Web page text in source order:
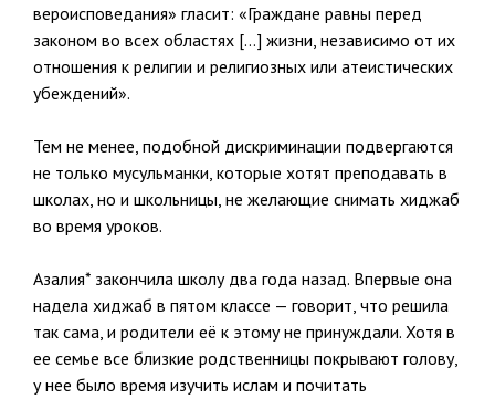
вероисповедания» гласит: «Граждане равны перед
законом во всех областях […] жизни, независимо от их
отношения к религии и религиозных или атеистических
убеждений».
Тем не менее, подобной дискриминации подвергаются
не только мусульманки, которые хотят преподавать в
школах, но и школьницы, не желающие снимать хиджаб
во время уроков.
Азалия* закончила школу два года назад. Впервые она
надела хиджаб в пятом классе — говорит, что решила
так сама, и родители её к этому не принуждали. Хотя в
ее семье все близкие родственницы покрывают голову,
у нее было время изучить ислам и почитать